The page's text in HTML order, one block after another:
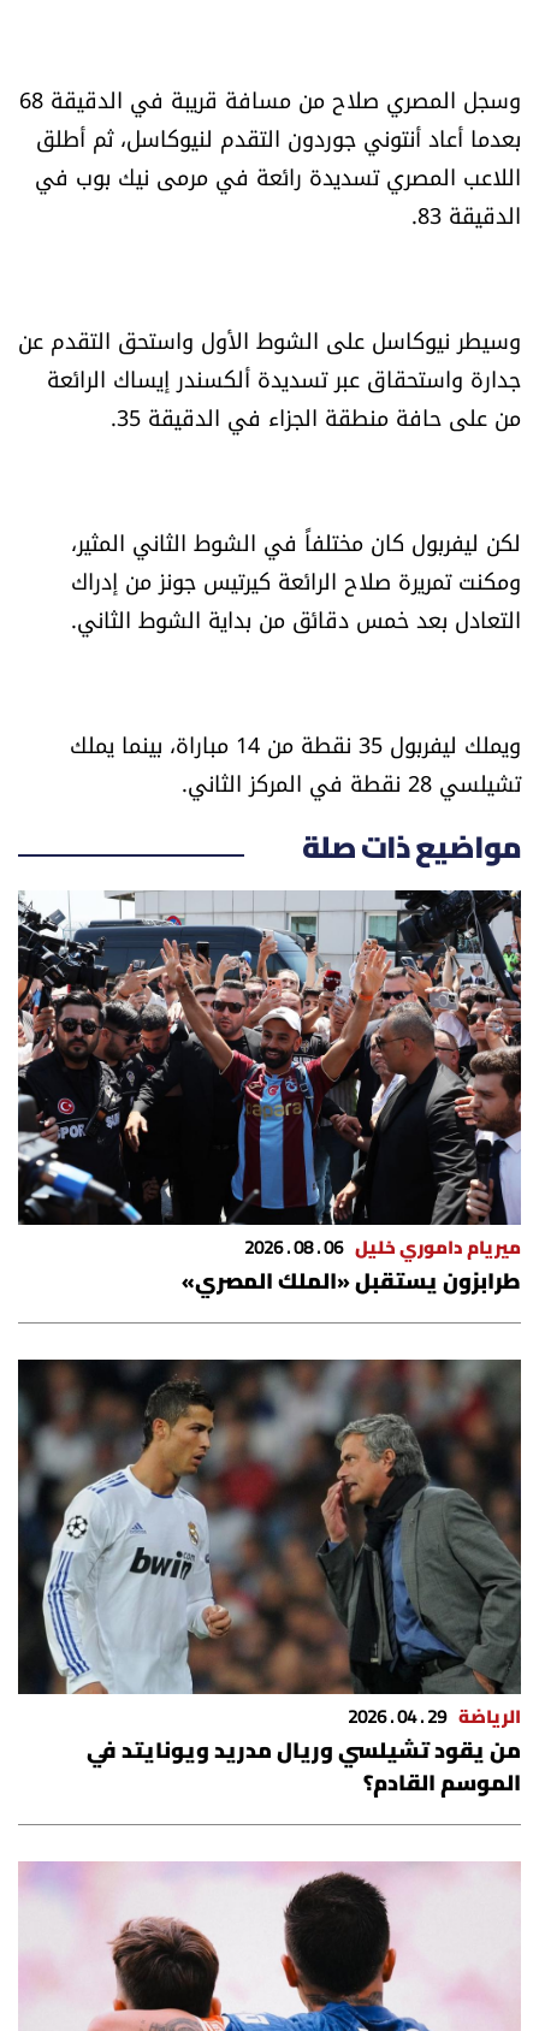
فصل من كتاب
اقرأ تضحك
كاميرا
صحّة وصحن
حظّك اليوم
للتاريخ
للتواصل معنا
شروط الاستخدام
شروط الإشتراك
Digital solutions by
وسجل المصري صلاح من مسافة قريبة في الدقيقة 68
بعدما أعاد أنتوني جوردون التقدم لنيوكاسل، ثم أطلق
اللاعب المصري تسديدة رائعة في مرمى نيك بوب في
الدقيقة 83.
وسيطر نيوكاسل على الشوط الأول واستحق التقدم عن
جدارة واستحقاق عبر تسديدة ألكسندر إيساك الرائعة
من على حافة منطقة الجزاء في الدقيقة 35.
لكن ليفربول كان مختلفاً في الشوط الثاني المثير،
ومكنت تمريرة صلاح الرائعة كيرتيس جونز من إدراك
التعادل بعد خمس دقائق من بداية الشوط الثاني.
ويملك ليفربول 35 نقطة من 14 مباراة، بينما يملك
تشيلسي 28 نقطة في المركز الثاني.
مواضيع ذات صلة
ميريام داموري خليل 06 . 08 . 2026
طرابزون يستقبل «الملك المصري»
الرياضة 29 . 04 . 2026
من يقود تشيلسي وريال مدريد ويونايتد في
الموسم القادم؟